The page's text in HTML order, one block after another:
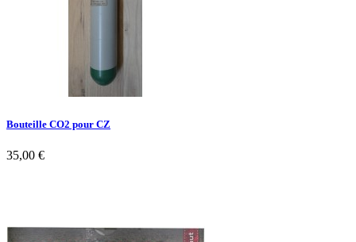
Bouteille CO2 pour CZ
35,00 €